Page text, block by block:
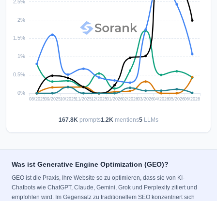
167.8K prompts1.2K mentions5 LLMs
Was ist Generative Engine Optimization (GEO)?
GEO ist die Praxis, Ihre Website so zu optimieren, dass sie von KI-
Chatbots wie ChatGPT, Claude, Gemini, Grok und Perplexity zitiert und
empfohlen wird. Im Gegensatz zu traditionellem SEO konzentriert sich